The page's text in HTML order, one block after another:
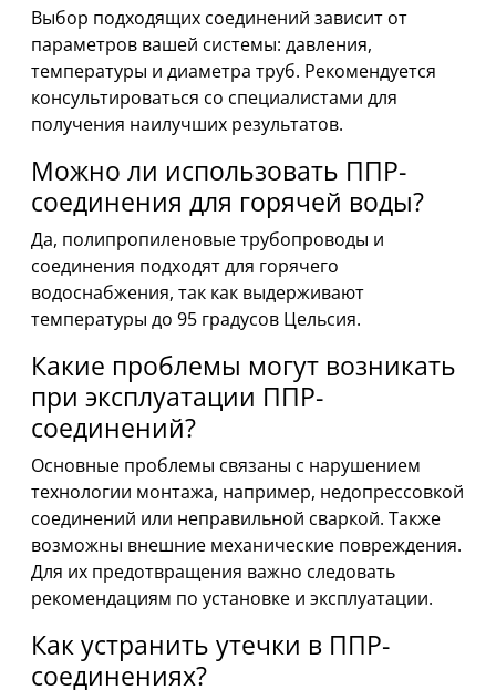
Выбор подходящих соединений зависит от
параметров вашей системы: давления,
температуры и диаметра труб. Рекомендуется
консультироваться со специалистами для
получения наилучших результатов.
Можно ли использовать ППР-
соединения для горячей воды?
Да, полипропиленовые трубопроводы и
соединения подходят для горячего
водоснабжения, так как выдерживают
температуры до 95 градусов Цельсия.
Какие проблемы могут возникать
при эксплуатации ППР-
соединений?
Основные проблемы связаны с нарушением
технологии монтажа, например, недопрессовкой
соединений или неправильной сваркой. Также
возможны внешние механические повреждения.
Для их предотвращения важно следовать
рекомендациям по установке и эксплуатации.
Как устранить утечки в ППР-
соединениях?